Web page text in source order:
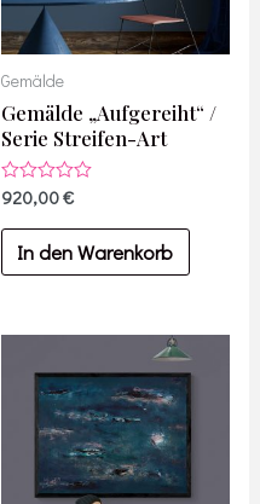
Gemälde
Gemälde „Aufgereiht“ /
Serie Streifen-Art
Bewertet
0
von
920,00€
In den Warenkorb